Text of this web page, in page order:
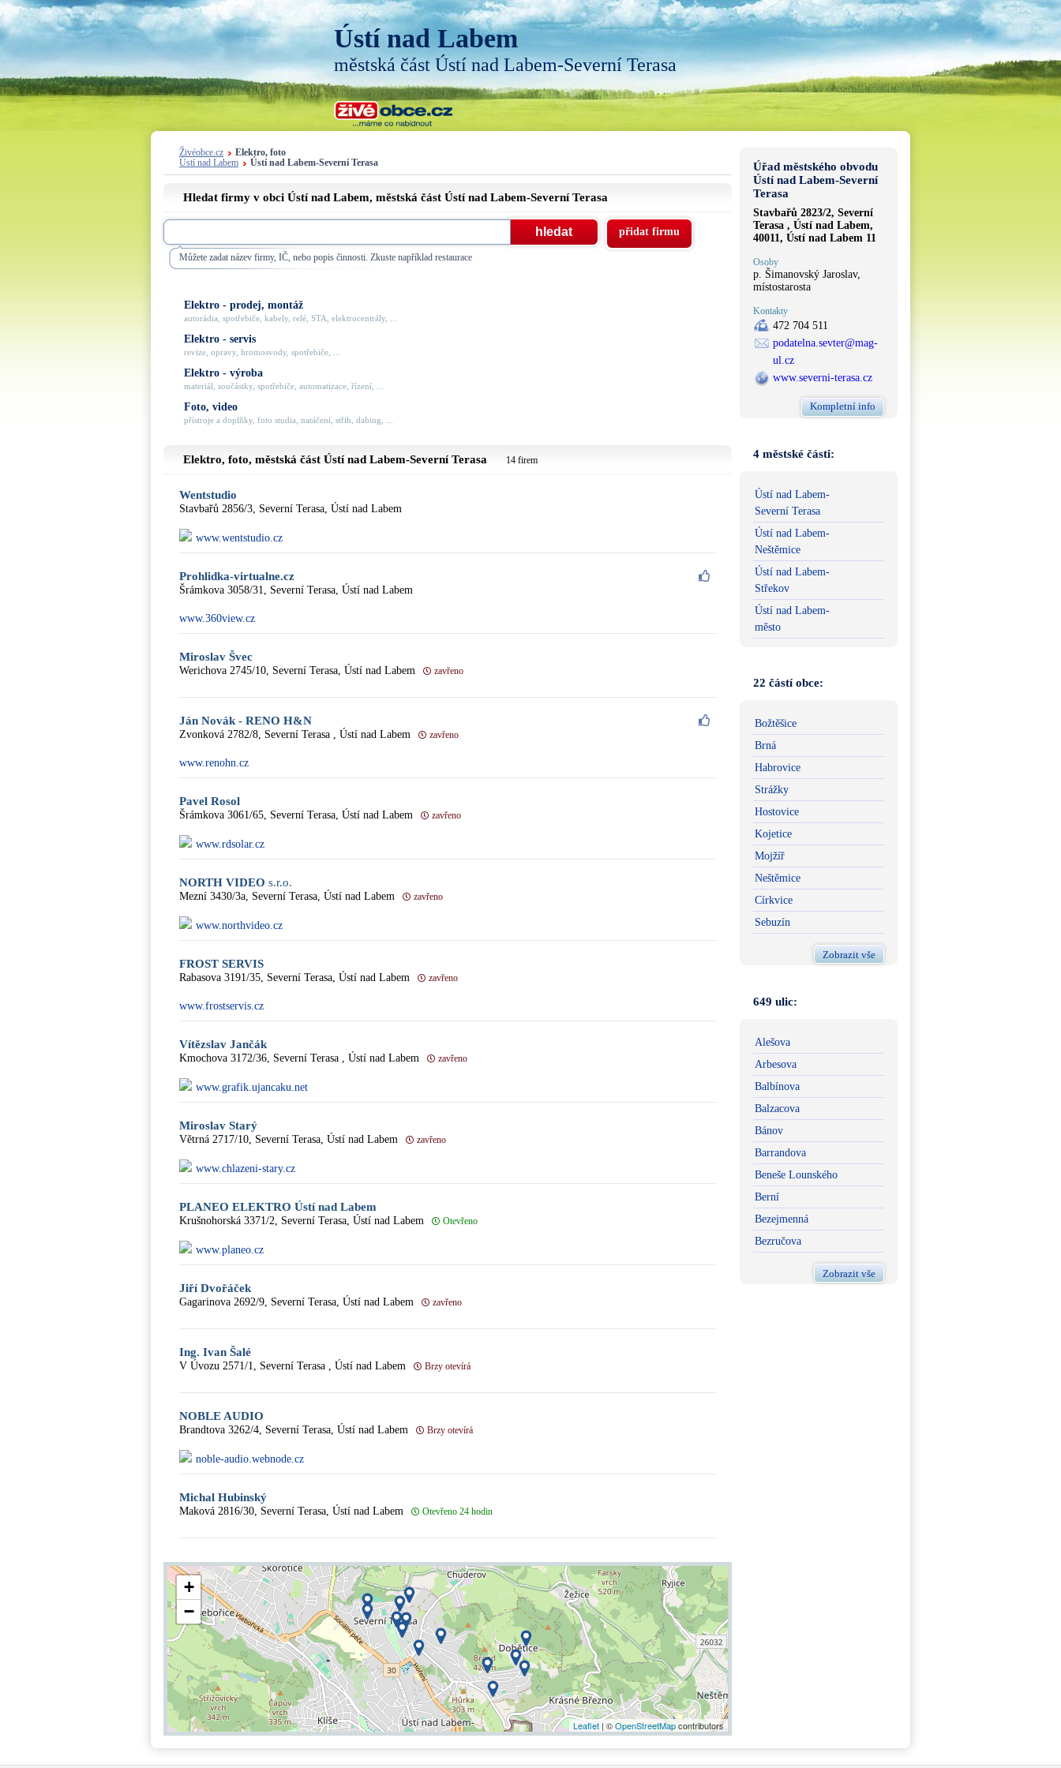
Ústí nad Labem
městská část Ústí nad Labem-Severní Terasa
Živéobce.cz
Elektro, foto
Ústí nad Labem
Ústí nad Labem-Severní Terasa
Hledat firmy v obci Ústí nad Labem, městská část Ústí nad Labem-Severní Terasa
Můžete zadat název firmy, IČ, nebo popis činnosti. Zkuste například restaurace
přidat firmu
Elektro - prodej, montáž
autorádia, spotřebiče, kabely, relé, STA, elektrocentrály, ...
Elektro - servis
revize, opravy, hromosvody, spotřebiče, ...
Elektro - výroba
materiál, součástky, spotřebiče, automatizace, řízení, ...
Foto, video
přístroje a doplňky, foto studia, natáčení, střih, dabing, ...
Elektro, foto, městská část Ústí nad Labem-Severní Terasa 14 firem
Wentstudio
Stavbařů 2856/3, Severní Terasa, Ústí nad Labem
www.wentstudio.cz
Prohlidka-virtualne.cz
Šrámkova 3058/31, Severní Terasa, Ústí nad Labem
www.360view.cz
Miroslav Švec
Werichova 2745/10, Severní Terasa, Ústí nad Labem zavřeno
Ján Novák - RENO H&N
Zvonková 2782/8, Severní Terasa , Ústí nad Labem zavřeno
www.renohn.cz
Pavel Rosol
Šrámkova 3061/65, Severní Terasa, Ústí nad Labem zavřeno
www.rdsolar.cz
NORTH VIDEO s.r.o.
Mezní 3430/3a, Severní Terasa, Ústí nad Labem zavřeno
www.northvideo.cz
FROST SERVIS
Rabasova 3191/35, Severní Terasa, Ústí nad Labem zavřeno
www.frostservis.cz
Vítězslav Jančák
Kmochova 3172/36, Severní Terasa , Ústí nad Labem zavřeno
www.grafik.ujancaku.net
Miroslav Starý
Větrná 2717/10, Severní Terasa, Ústí nad Labem zavřeno
www.chlazeni-stary.cz
PLANEO ELEKTRO Ústí nad Labem
Krušnohorská 3371/2, Severní Terasa, Ústí nad Labem Otevřeno
www.planeo.cz
Jiří Dvořáček
Gagarinova 2692/9, Severní Terasa, Ústí nad Labem zavřeno
Ing. Ivan Šalé
V Úvozu 2571/1, Severní Terasa , Ústí nad Labem Brzy otevírá
NOBLE AUDIO
Brandtova 3262/4, Severní Terasa, Ústí nad Labem Brzy otevírá
noble-audio.webnode.cz
Michal Hubinský
Maková 2816/30, Severní Terasa, Ústí nad Labem Otevřeno 24 hodin
+
−
Leaflet | ©OpenStreetMapcontributors
Úřad městského obvodu
Ústí nad Labem-Severní
Terasa
Stavbařů 2823/2, Severní
Terasa , Ústí nad Labem,
40011, Ústí nad Labem 11
Osoby
p. Šimanovský Jaroslav,
místostarosta
Kontakty
472 704 511
podatelna.sevter@mag-
ul.cz
www.severni-terasa.cz
Kompletní info
4 městské části:
Ústí nad Labem-
Severní Terasa
Ústí nad Labem-
Neštěmice
Ústí nad Labem-
Střekov
Ústí nad Labem-
město
22 částí obce:
Božtěšice
Brná
Habrovice
Strážky
Hostovice
Kojetice
Mojžíř
Neštěmice
Církvice
Sebuzín
Zobrazit vše
649 ulic:
Alešova
Arbesova
Balbínova
Balzacova
Bánov
Barrandova
Beneše Lounského
Berní
Bezejmenná
Bezručova
Zobrazit vše